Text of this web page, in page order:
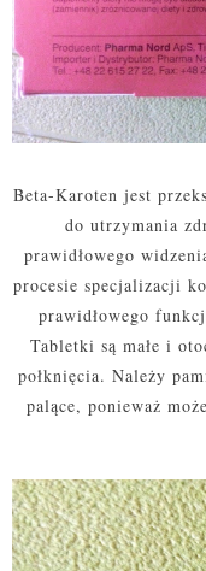
Beta-Karoten jest
do utrzymania
prawidłowego
procesie specjalizacji
prawidłowego
Tabletki są małe i
połknięcia. Należy
palące, ponieważ